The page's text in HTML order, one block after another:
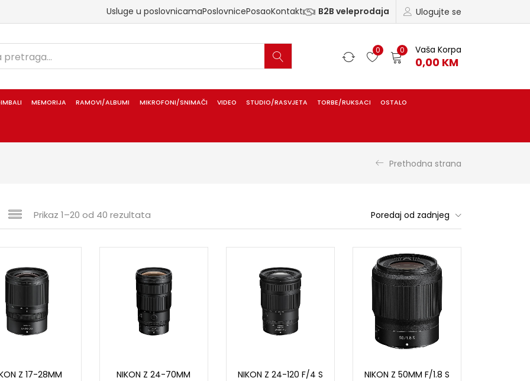
Ulogujte se
Usluge u poslovnicamaPoslovnicePosaoKontakt B2B veleprodaja
0 0 Vaša Korpa
0,00 KM
MEMORIJA RAMOVI/ALBUMI MIKROFONI/SNIMAČI VIDEO STUDIO/RASVJETA TORBE/RUKSACI OSTALO
Prethodna strana
Prikaz 1–20 od 40 rezultata Poredaj od zadnjeg
Z 17-28MM
NIKON Z 24-70MM
NIKON Z 24-120 F/4 S
NIKON Z 50MM F/1.8 S